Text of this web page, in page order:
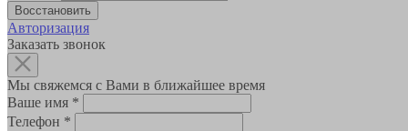
Авторизация
Заказать звонок
Мы свяжемся с Вами в ближайшее время
Ваше имя *
Телефон *